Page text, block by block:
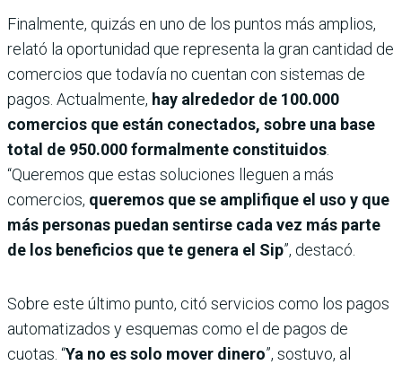
Finalmente, quizás en uno de los puntos más amplios,
relató la oportunidad que representa la gran cantidad de
comercios que todavía no cuentan con sistemas de
pagos. Actualmente, hay alrededor de 100.000
comercios que están conectados, sobre una base
total de 950.000 formalmente constituidos.
“Queremos que estas soluciones lleguen a más
comercios, queremos que se amplifique el uso y que
más personas puedan sentirse cada vez más parte
de los beneficios que te genera el Sip”, destacó.
Sobre este último punto, citó servicios como los pagos
automatizados y esquemas como el de pagos de
cuotas. “Ya no es solo mover dinero”, sostuvo, al